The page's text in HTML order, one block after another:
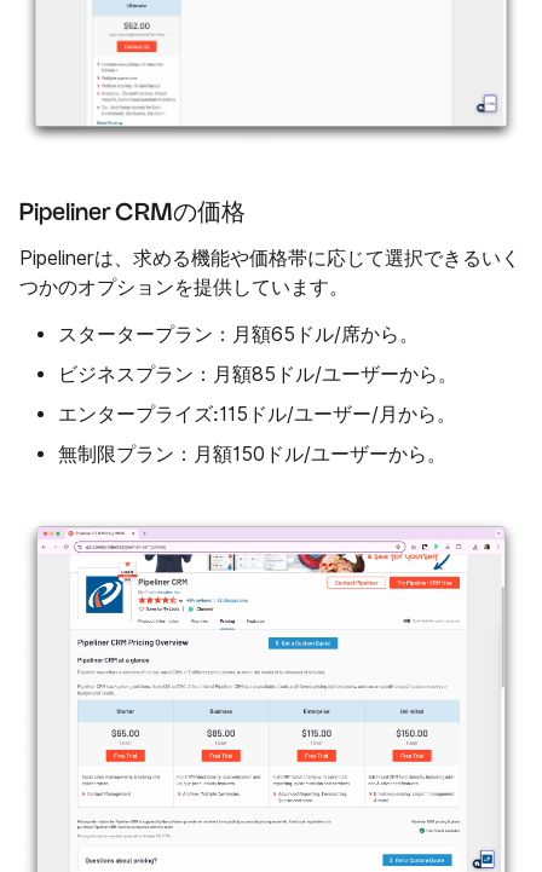
Pipeliner CRMの価格
Pipelinerは、求める機能や価格帯に応じて選択できるいく
つかのオプションを提供しています。
スタータープラン： 月額65ドル/席から。
ビジネスプラン： 月額85ドル/ユーザーから。
エンタープライズ:115ドル/ユーザー/月から。
無制限プラン： 月額150ドル/ユーザーから。